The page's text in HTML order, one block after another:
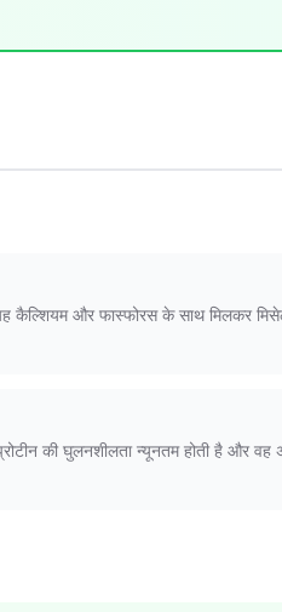
कैल्शियम और फास्फोरस के साथ मिलकर
की घुलनशीलता न्यूनतम होती है और वह